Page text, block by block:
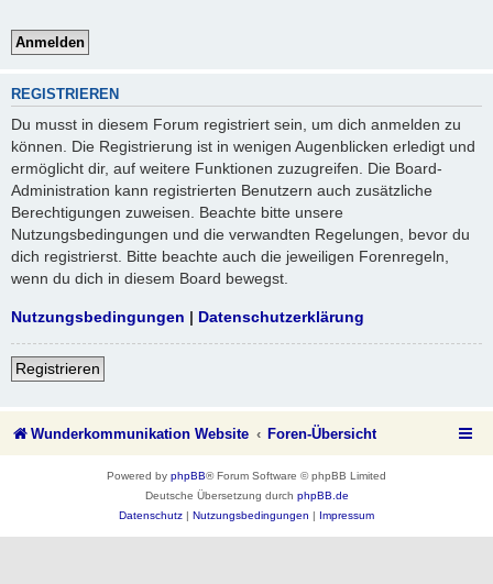
REGISTRIEREN
Du musst in diesem Forum registriert sein, um dich anmelden zu
können. Die Registrierung ist in wenigen Augenblicken erledigt und
ermöglicht dir, auf weitere Funktionen zuzugreifen. Die Board-
Administration kann registrierten Benutzern auch zusätzliche
Berechtigungen zuweisen. Beachte bitte unsere
Nutzungsbedingungen und die verwandten Regelungen, bevor du
dich registrierst. Bitte beachte auch die jeweiligen Forenregeln,
wenn du dich in diesem Board bewegst.
Nutzungsbedingungen | Datenschutzerklärung
Registrieren
Wunderkommunikation Website Foren-Übersicht
Powered by phpBB® Forum Software © phpBB Limited
Deutsche Übersetzung durch phpBB.de
Datenschutz | Nutzungsbedingungen | Impressum